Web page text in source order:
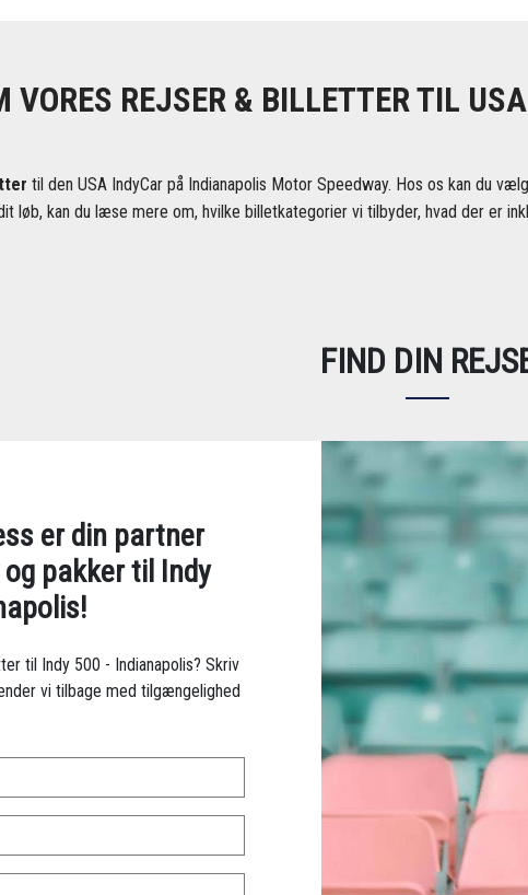
VORES REJSER & BILLETTER TIL
til den USA IndyCar på Indianapolis Motor Speedway. Hos os kan du
løb, kan du læse mere om, hvilke billetkategorier vi tilbyder, hvad der er